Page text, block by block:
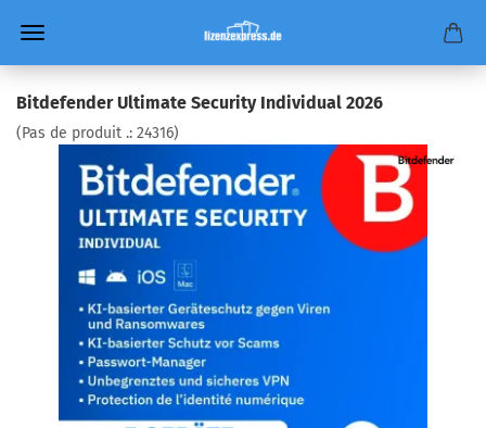
Bitdefender Ultimate Security Individual 2026
(Pas de produit .: 24316)